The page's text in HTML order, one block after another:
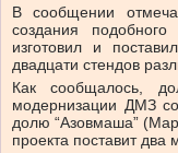
В сообщении
создания
изготовил и
двадцати стендов
Как сообщалось,
модернизации ДМЗ
долю “Азовмаша”
проекта поставит два